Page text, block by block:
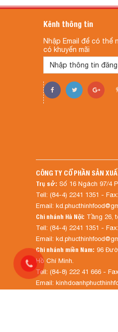
Kênh thông tin
Nhập Email để có thể
có khuyến mãi
CÔNG TY CỔ PHẦN SẢN
Trụ sở: Số 16 Ngách 97/4
Tell: (84-4) 2241 1351 -
Email:
Chi nhánh Hà Nội: Tầng 26,
Tell: (84-4) 2241 1351 -
Email:
Chi nhánh miền Nam: 96
Hồ Chí Minh.
Tell: (84-8) 222 41 666 -
Email: